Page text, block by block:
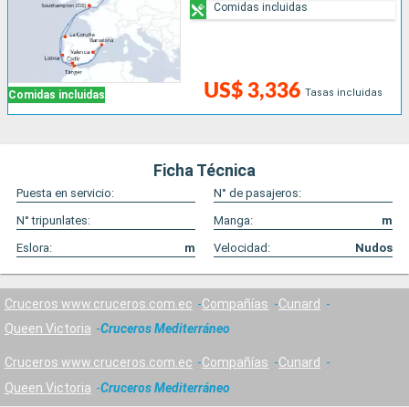
Comidas incluidas US$ 3,336 Tasas incluidas
Comidas incluidas
Ficha Técnica
Puesta en servicio:
N° de pasajeros:
N° tripunlates:
Manga:
m
Eslora:
m Velocidad: Nudos
Cruceros www.cruceros.com.ec Compañías
Cunard
Queen Victoria
Cruceros Mediterráneo
Cruceros www.cruceros.com.ec Compañías
Cunard
Queen Victoria
Cruceros Mediterráneo